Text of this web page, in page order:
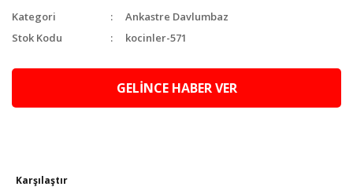
Kategori
Ankastre Davlumbaz
Stok Kodu
kocinler-571
GELİNCE HABER VER
Karşılaştır